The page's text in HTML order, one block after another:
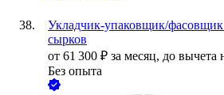
Укладчик-упаковщик/
сырков
от 61 300 ₽ за месяц, до вычета
Без опыта